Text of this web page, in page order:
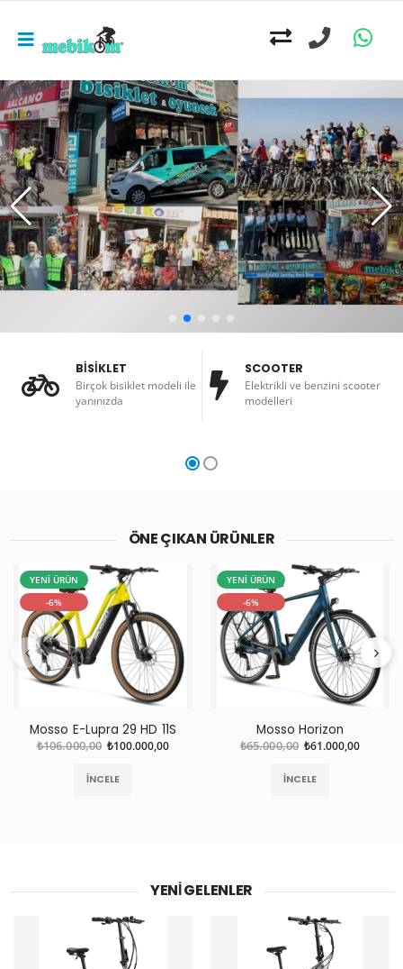
BİSİKLET
Birçok bisiklet modeli ile
yanınızda
SCOOTER
Elektrikli ve benzini scooter
modelleri
ÖNE ÇIKAN ÜRÜNLER
YENİ ÜRÜN
-6%
Mosso E-Lupra 29 HD 11S
₺106.000,00 ₺100.000,00
İNCELE
YENİ ÜRÜN
-6%
Mosso Horizon
₺65.000,00 ₺61.000,00
İNCELE
YENI GELENLER